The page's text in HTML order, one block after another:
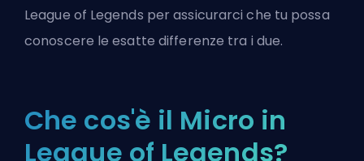
League of Legends per assicurarci che tu possa
conoscere le esatte differenze tra i due.
Che cos'è il Micro in
League of Legends?